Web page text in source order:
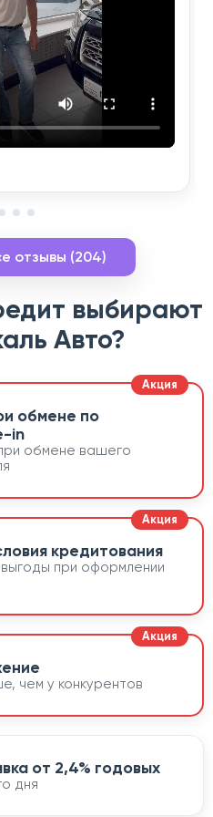
отзывы (204)
выбирают
Авто?
обмене по
in
обмене вашего
кредитования
при оформлении
чем у конкурентов
от 2,4% годовых
дня